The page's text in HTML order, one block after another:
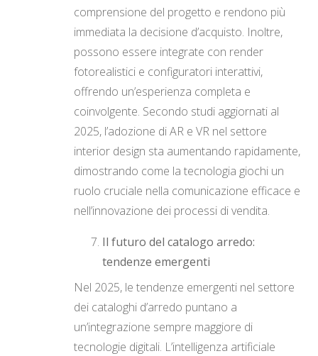
comprensione del progetto e rendono più
immediata la decisione d’acquisto. Inoltre,
possono essere integrate con render
fotorealistici e configuratori interattivi,
offrendo un’esperienza completa e
coinvolgente. Secondo studi aggiornati al
2025, l’adozione di AR e VR nel settore
interior design sta aumentando rapidamente,
dimostrando come la tecnologia giochi un
ruolo cruciale nella comunicazione efficace e
nell’innovazione dei processi di vendita.
Il futuro del catalogo arredo:
tendenze emergenti
Nel 2025, le tendenze emergenti nel settore
dei cataloghi d’arredo puntano a
un’integrazione sempre maggiore di
tecnologie digitali. L’intelligenza artificiale